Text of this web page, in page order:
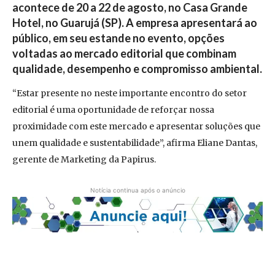
acontece de 20 a 22 de agosto, no Casa Grande
Hotel, no Guarujá (SP). A empresa apresentará ao
público, em seu estande no evento, opções
voltadas ao mercado editorial que combinam
qualidade, desempenho e compromisso ambiental.
“Estar presente no neste importante encontro do setor
editorial é uma oportunidade de reforçar nossa
proximidade com este mercado e apresentar soluções que
unem qualidade e sustentabilidade”, afirma Eliane Dantas,
gerente de Marketing da Papirus.
Notícia continua após o anúncio